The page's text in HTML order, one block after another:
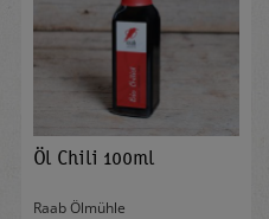
Öl Chili 100ml
Raab Ölmühle